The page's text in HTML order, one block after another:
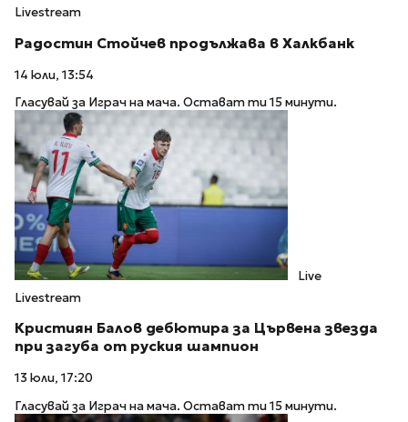
Livestream
Радостин Стойчев продължава в Халкбанк
14 юли, 13:54
Гласувай за Играч на мача. Остават ти 15 минути.
Live
Livestream
Кристиян Балов дебютира за Цървена звезда
при загуба от руския шампион
13 юли, 17:20
Гласувай за Играч на мача. Остават ти 15 минути.